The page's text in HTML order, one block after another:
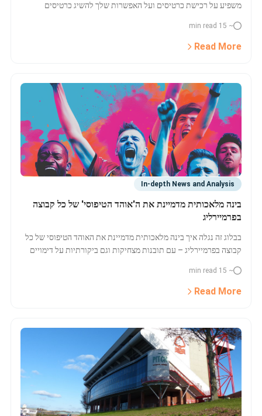
משפיע על רכישת כרטיסים ועל האפשרות שלך להשיג כרטיסים
~ 15 min read
Read More
In-depth News and Analysis
בינה מלאכותית מדמיינת את ה'אוהד הטיפוסי' של כל קבוצה
בפרמיירליג
בבלוג זה נגלה איך בינה מלאכותית מדמיינת את האוהד הטיפוסי של כל
קבוצה בפרמיירליג – עם תובנות מצחיקות וגם ביקורתיות על דימויים
~ 15 min read
Read More